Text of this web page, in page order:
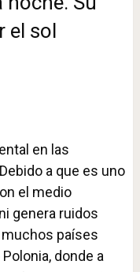
el sol
en las
a que es uno
el medio
genera ruidos
muchos países
donde a